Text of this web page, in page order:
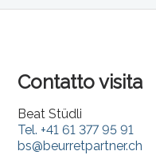
Contatto visita
Beat Stüdli
Tel.+41 61 377 95 91
bs@beurretpartner.ch